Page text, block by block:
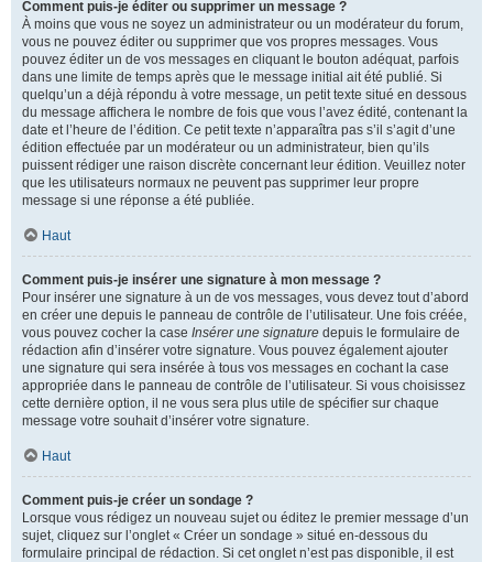
Comment puis-je éditer ou supprimer un message ?
À moins que vous ne soyez un administrateur ou un modérateur du forum,
vous ne pouvez éditer ou supprimer que vos propres messages. Vous
pouvez éditer un de vos messages en cliquant le bouton adéquat, parfois
dans une limite de temps après que le message initial ait été publié. Si
quelqu’un a déjà répondu à votre message, un petit texte situé en dessous
du message affichera le nombre de fois que vous l’avez édité, contenant la
date et l’heure de l’édition. Ce petit texte n’apparaîtra pas s’il s’agit d’une
édition effectuée par un modérateur ou un administrateur, bien qu’ils
puissent rédiger une raison discrète concernant leur édition. Veuillez noter
que les utilisateurs normaux ne peuvent pas supprimer leur propre
message si une réponse a été publiée.
Haut
Comment puis-je insérer une signature à mon message ?
Pour insérer une signature à un de vos messages, vous devez tout d’abord
en créer une depuis le panneau de contrôle de l’utilisateur. Une fois créée,
vous pouvez cocher la case Insérer une signature depuis le formulaire de
rédaction afin d’insérer votre signature. Vous pouvez également ajouter
une signature qui sera insérée à tous vos messages en cochant la case
appropriée dans le panneau de contrôle de l’utilisateur. Si vous choisissez
cette dernière option, il ne vous sera plus utile de spécifier sur chaque
message votre souhait d’insérer votre signature.
Haut
Comment puis-je créer un sondage ?
Lorsque vous rédigez un nouveau sujet ou éditez le premier message d’un
sujet, cliquez sur l’onglet « Créer un sondage » situé en-dessous du
formulaire principal de rédaction. Si cet onglet n’est pas disponible, il est